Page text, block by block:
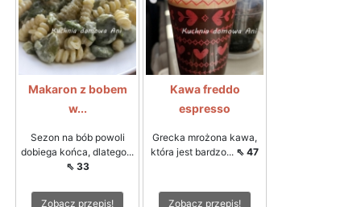
Makaron z bobem
w...
Sezon na bób powoli
dobiega końca, dlatego...
⇖ 33
Zobacz przepis!
Kawa freddo
espresso
Grecka mrożona kawa,
która jest bardzo... ⇖ 47
Zobacz przepis!